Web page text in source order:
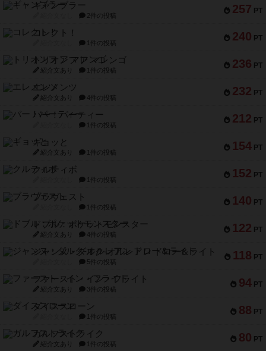
257 PT
ギャンブラー
2件の投稿
240 PT
コレクト！
1件の投稿
236 PT
トリオンフ ア マレンゴ
紹介文あり 1件の投稿
232 PT
エレメンツ
紹介文あり 4件の投稿
212 PT
バー！パーティー
1件の投稿
154 PT
ギョッと
紹介文あり 1件の投稿
152 PT
クルティボ
1件の投稿
140 PT
ブラヴェスト
1件の投稿
122 PT
ドブル：ポケットモンスター
紹介文あり 4件の投稿
118 PT
ジャンヌ・ダルク-オルレアン ドロー＆ライト
5件の投稿
94 PT
ファースト・イン・フライト
紹介文あり 3件の投稿
88 PT
ダイススローン
1件の投稿
80 PT
ガルフストライク
紹介文あり 1件の投稿